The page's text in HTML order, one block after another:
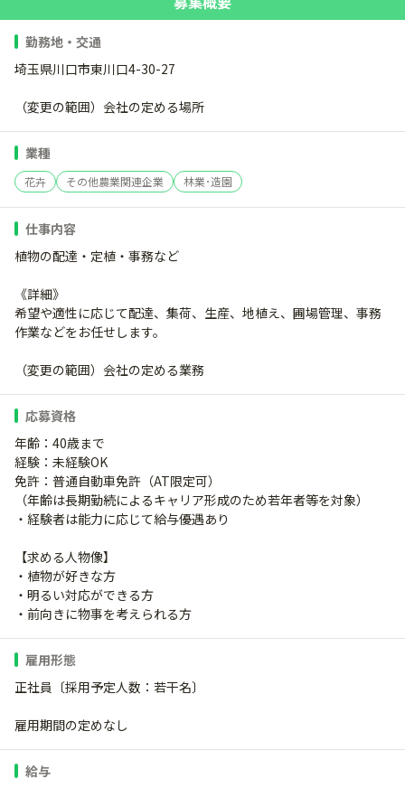
勤務地・交通
埼玉県川口市東川口4-30-27
（変更の範囲）会社の定める場所
業種
花卉 その他農業関連企業 林業･造園
仕事内容
植物の配達・定植・事務など
《詳細》
希望や適性に応じて配達、集荷、生産、地植え、圃場管理、事務
作業などをお任せします。
（変更の範囲）会社の定める業務
応募資格
年齢：40歳まで
経験：未経験OK
免許：普通自動車免許（AT限定可）
（年齢は長期勤続によるキャリア形成のため若年者等を対象）
・経験者は能力に応じて給与優遇あり
【求める人物像】
・植物が好きな方
・明るい対応ができる方
・前向きに物事を考えられる方
雇用形態
正社員〔採用予定人数：若干名〕
雇用期間の定めなし
給与